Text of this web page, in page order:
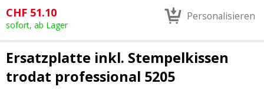
CHF 51.10
sofort, ab Lager
Personalisieren
Ersatzplatte inkl. Stempelkissen
trodat professional 5205